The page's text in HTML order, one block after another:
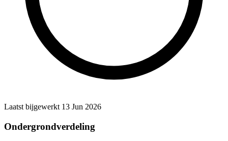
Laatst bijgewerkt 13 Jun 2026
Ondergrondverdeling